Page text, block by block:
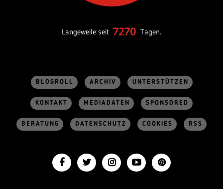
Langeweile seit 7270 Tagen.
BLOGROLL ARCHIV UNTERSTÜTZEN
KONTAKT MEDIADATEN SPONSORED
BERATUNG DATENSCHUTZ COOKIES RSS